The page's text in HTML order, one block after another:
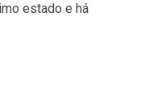
estado e há